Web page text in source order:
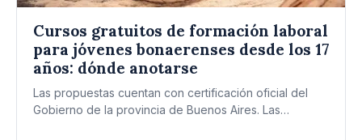
Cursos gratuitos de formación laboral
para jóvenes bonaerenses desde los 17
años: dónde anotarse
Las propuestas cuentan con certificación oficial del
Gobierno de la provincia de Buenos Aires. Las